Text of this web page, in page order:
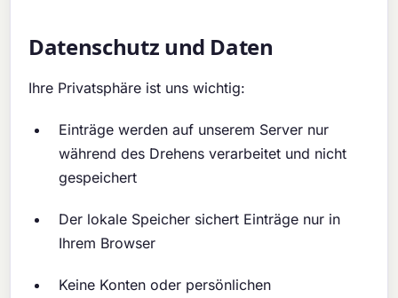
Datenschutz und Daten
Ihre Privatsphäre ist uns wichtig:
Einträge werden auf unserem Server nur
während des Drehens verarbeitet und nicht
gespeichert
Der lokale Speicher sichert Einträge nur in
Ihrem Browser
Keine Konten oder persönlichen